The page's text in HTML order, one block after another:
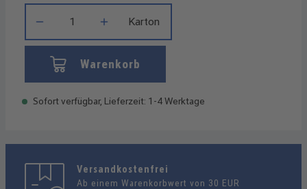
Karton
Warenkorb
Sofort verfügbar, Lieferzeit: 1-4 Werktage
Versandkostenfrei
Ab einem Warenkorbwert von 30 EUR